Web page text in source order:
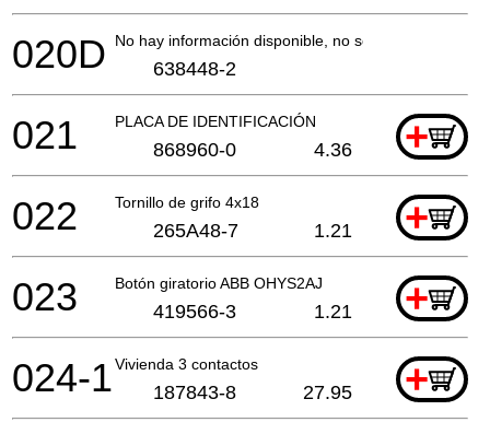
No hay información disponible, no se puede pedir
020D 638448-2
PLACA DE IDENTIFICACIÓN +
021 868960-0 4.36
Tornillo de grifo 4x18 +
022 265A48-7 1.21
Botón giratorio ABB OHYS2AJ +
023 419566-3 1.21
Vivienda 3 contactos +
024-1 187843-8 27.95